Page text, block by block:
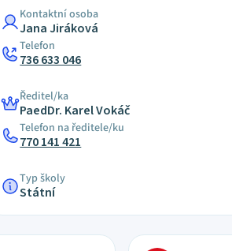
Kontaktní osoba
Jana Jiráková
Telefon
736 633 046
Ředitel/ka
PaedDr. Karel Vokáč
Telefon na ředitele/ku
770 141 421
Typ školy
Státní